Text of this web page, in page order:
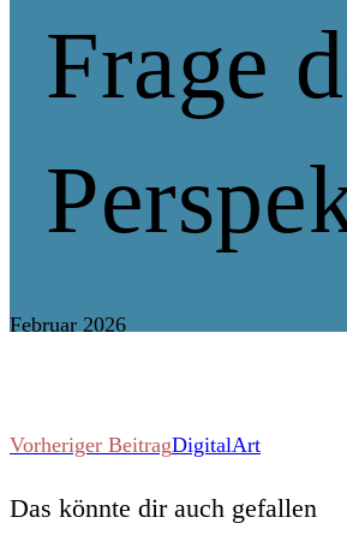
Frage
Februar 2026
Weitere
Artikel
Vorheriger BeitragDigitalArt
Das könnte dir auch gefallen